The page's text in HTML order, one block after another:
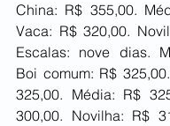
China: R$ 355,00.
Vaca: R$ 320,00.
Escalas: nove dias.
Boi comum: R$
325,00. Média: R$
300,00. Novilha: R$